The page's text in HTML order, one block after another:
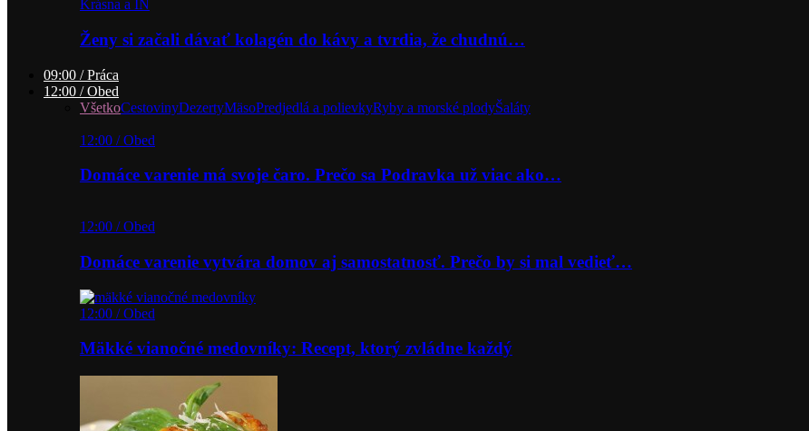
Krásna a IN
Ženy si začali dávať kolagén do kávy a tvrdia, že chudnú…
09:00 / Práca
12:00 / Obed
VšetkoCestovinyDezertyMäsoPredjedlá a polievkyRyby a morské plodyŠaláty
12:00 / Obed
Domáce varenie má svoje čaro. Prečo sa Podravka už viac ako…
12:00 / Obed
Domáce varenie vytvára domov aj samostatnosť. Prečo by si mal vedieť…
12:00 / Obed
Mäkké vianočné medovníky: Recept, ktorý zvládne každý